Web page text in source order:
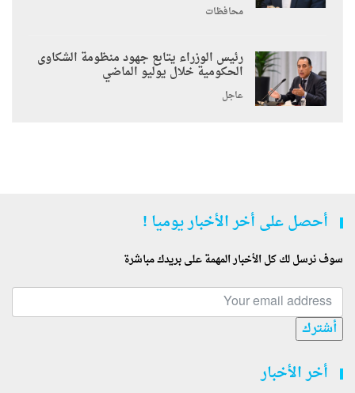
محافظات
رئيس الوزراء يتابع جهود منظومة الشكاوى
الحكومية خلال يوليو الماضي
عاجل
أحصل على أخر الأخبار يوميا !
سوف نرسل لك كل الأخبار المهمة على بريدك مباشرة
أشترك
أخر الأخبار